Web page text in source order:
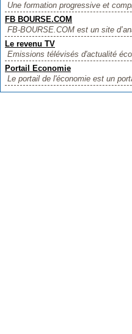
Une formation progressive et
FB BOURSE.COM
FB-BOURSE.COM est un site
Le revenu TV
Emissions télévisés d'actualité
Portail Economie
Le portail de l'économie est un